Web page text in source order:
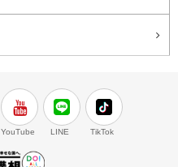
YouTube LINE TikTok